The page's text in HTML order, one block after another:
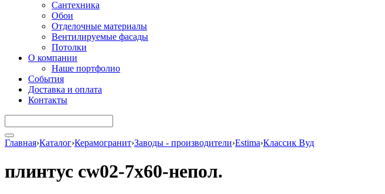
Сантехника
Обои
Отделочные материалы
Вентилируемые фасады
Потолки
О компании
Наше портфолио
События
Доставка и оплата
Контакты
Главная›Каталог›Керамогранит›Заводы - производители›Estima›Классик Вуд
плинтус cw02-7x60-непол.